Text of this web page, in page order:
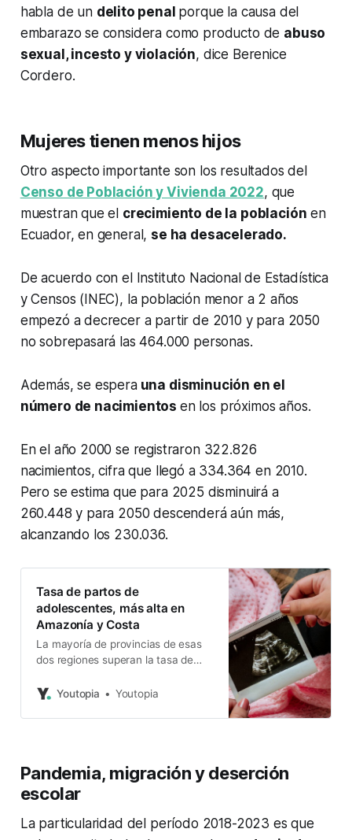
habla de un delito penal porque la causa del
embarazo se considera como producto de abuso
sexual, incesto y violación, dice Berenice
Cordero.
Mujeres tienen menos hijos
Otro aspecto importante son los resultados del
Censo de Población y Vivienda 2022, que
muestran que el crecimiento de la población en
Ecuador, en general, se ha desacelerado.
De acuerdo con el Instituto Nacional de Estadística
y Censos (INEC), la población menor a 2 años
empezó a decrecer a partir de 2010 y para 2050
no sobrepasará las 464.000 personas.
Además, se esperauna disminución en el
número de nacimientos en los próximos años.
En el año 2000 se registraron 322.826
nacimientos, cifra que llegó a 334.364 en 2010.
Pero se estima que para 2025 disminuirá a
260.448 y para 2050 descenderá aún más,
alcanzando los 230.036.
Tasa de partos de
adolescentes, más alta en
Amazonía y Costa
La mayoría de provincias de esas
dos regiones superan la tasa de
de 10 a 14 años y de 15 a 19 años.
Youtopia Youtopia
Pandemia, migración y deserción
escolar
La particularidad del período 2018-2023 es que